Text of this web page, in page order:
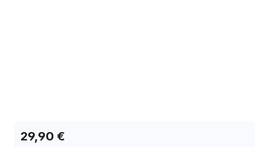
29,90 €